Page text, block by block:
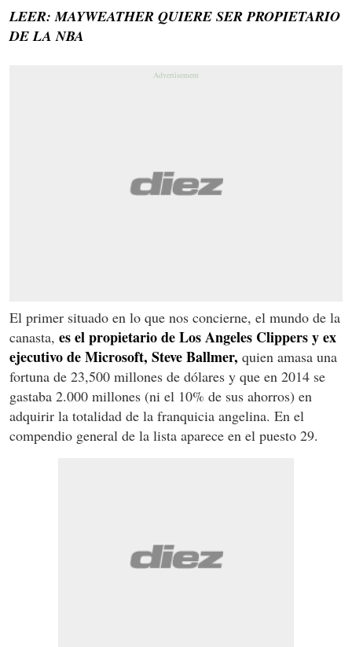
LEER: MAYWEATHER QUIERE SER PROPIETARIO
DE LA NBA
El primer situado en lo que nos concierne, el mundo de la
canasta, es el propietario de Los Angeles Clippers y ex
ejecutivo de Microsoft, Steve Ballmer, quien amasa una
fortuna de 23,500 millones de dólares y que en 2014 se
gastaba 2.000 millones (ni el 10% de sus ahorros) en
adquirir la totalidad de la franquicia angelina. En el
compendio general de la lista aparece en el puesto 29.